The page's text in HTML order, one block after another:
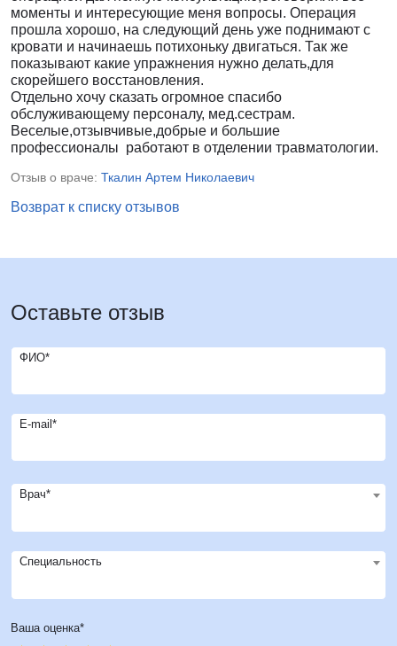
моменты и интересующие меня вопросы. Операция
прошла хорошо, на следующий день уже поднимают с
кровати и начинаешь потихоньку двигаться. Так же
показывают какие упражнения нужно делать,для
скорейшего восстановления.
Отдельно хочу сказать огромное спасибо
обслуживающему персоналу, мед.сестрам.
Веселые,отзывчивые,добрые и большие
профессионалы работают в отделении травматологии.
Отзыв о враче: Ткалин Артем Николаевич
Возврат к списку отзывов
Оставьте отзыв
ФИО*
E-mail*
Врач*
Специальность
Ваша оценка*